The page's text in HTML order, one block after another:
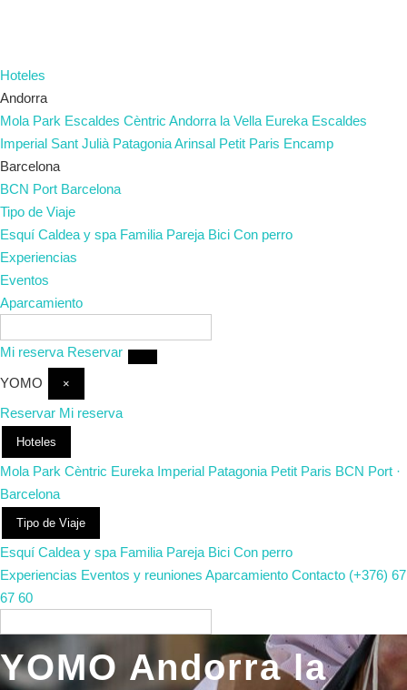
Hoteles
Andorra
Mola Park Escaldes Cèntric Andorra la Vella Eureka Escaldes
Imperial Sant Julià PatagoniaArinsal Petit Paris Encamp
Barcelona
BCN Port Barcelona
Tipo de Viaje
Esquí Caldea y spa Familia Pareja Bici Con perro
Experiencias
Eventos
Aparcamiento
Mi reserva Reservar
YOMO
×
Reservar Mi reserva
Hoteles
Mola Park Cèntric Eureka Imperial Patagonia Petit Paris BCN Port ·
Barcelona
Tipo de Viaje
Esquí Caldea y spa Familia Pareja Bici Con perro
Experiencias Eventos y reuniones Aparcamiento Contacto (+376) 67
67 60
YOMO Andorra la